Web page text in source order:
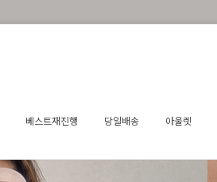
베스트재진행 당일배송 아울렛